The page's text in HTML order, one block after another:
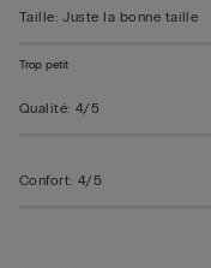
Taille: Juste la bonne taille
Trop petit
Qualité: 4/5
Confort: 4/5